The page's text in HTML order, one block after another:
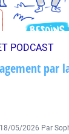
PODCAST
par
18/05/2026 Par